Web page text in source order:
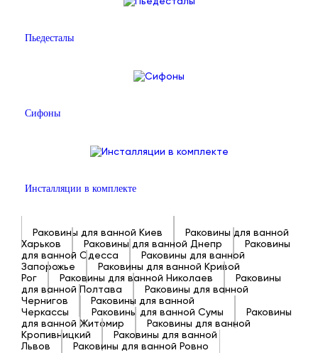
Пьедесталы
Сифоны
Инсталляции в комплекте
Раковины для ванной Киев
Раковины для ванной
Харьков
Раковины для ванной Днепр
Раковины
для ванной Одесса
Раковины для ванной
Запорожье
Раковины для ванной Кривой
Рог
Раковины для ванной Николаев
Раковины
для ванной Полтава
Раковины для ванной
Чернигов
Раковины для ванной
Черкассы
Раковины для ванной Сумы
Раковины
для ванной Житомир
Раковины для ванной
Кропивницкий
Раковины для ванной
Львов
Раковины для ванной Ровно